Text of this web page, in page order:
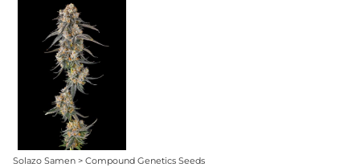
Solazo Samen > Compound Genetics Seeds